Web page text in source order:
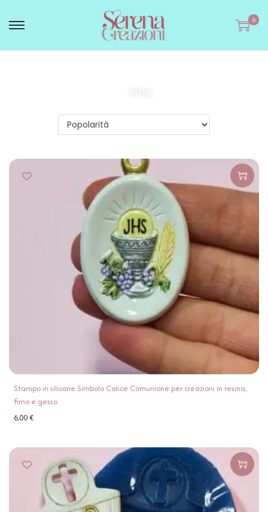
0
Stampo in silicone Simbolo Calice Comunione per creazioni in resina,
fimo e gesso
6,00€